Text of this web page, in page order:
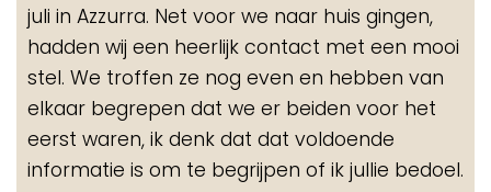
juli in Azzurra. Net voor we naar huis gingen,
hadden wij een heerlijk contact met een mooi
stel. We troffen ze nog even en hebben van
elkaar begrepen dat we er beiden voor het
eerst waren, ik denk dat dat voldoende
informatie is om te begrijpen of ik jullie bedoel.